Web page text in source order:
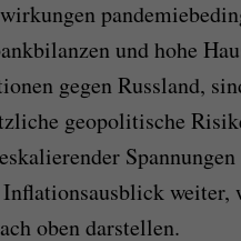
und hohe
gegen Russland,
geopolitische
weiter,
oben darstellen.